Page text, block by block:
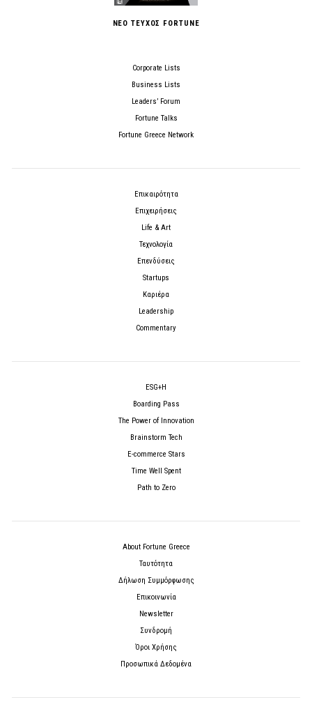
ΝΕΟ ΤΕΥΧΟΣ FORTUNE
Corporate Lists
Business Lists
Leaders’ Forum
Fortune Talks
Fortune Greece Network
Επικαιρότητα
Επιχειρήσεις
Life & Art
Τεχνολογία
Επενδύσεις
Startups
Καριέρα
Leadership
Commentary
ESG+H
Boarding Pass
The Power of Innovation
Brainstorm Tech
E-commerce Stars
Time Well Spent
Path to Zero
About Fortune Greece
Ταυτότητα
Δήλωση Συμμόρφωσης
Επικοινωνία
Newsletter
Συνδρομή
Όροι Χρήσης
Προσωπικά Δεδομένα